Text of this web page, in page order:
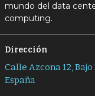
mundo del data
computing.
Dirección
Calle Azcona 12,
España